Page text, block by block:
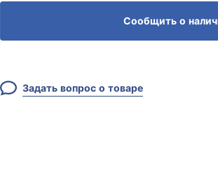
Сообщить о
Задать вопрос о товаре